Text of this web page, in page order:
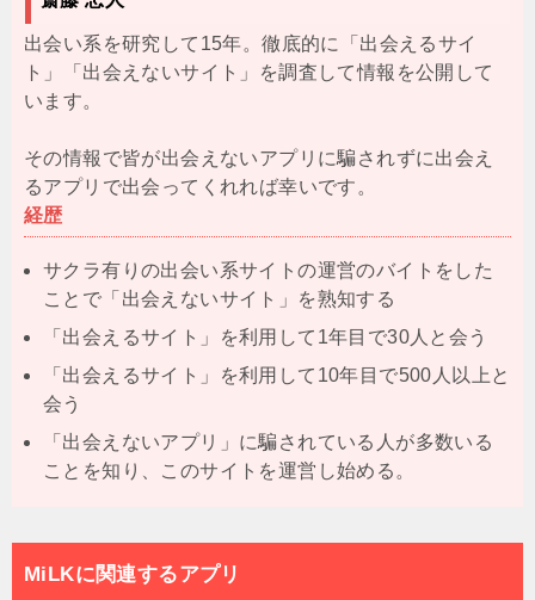
出会い系を研究して15年。徹底的に「出会えるサイ
ト」「出会えないサイト」を調査して情報を公開して
います。
その情報で皆が出会えないアプリに騙されずに出会え
るアプリで出会ってくれれば幸いです。
経歴
サクラ有りの出会い系サイトの運営のバイトをした
ことで「出会えないサイト」を熟知する
「出会えるサイト」を利用して1年目で30人と会う
「出会えるサイト」を利用して10年目で500人以上と
会う
「出会えないアプリ」に騙されている人が多数いる
ことを知り、このサイトを運営し始める。
MiLKに関連するアプリ